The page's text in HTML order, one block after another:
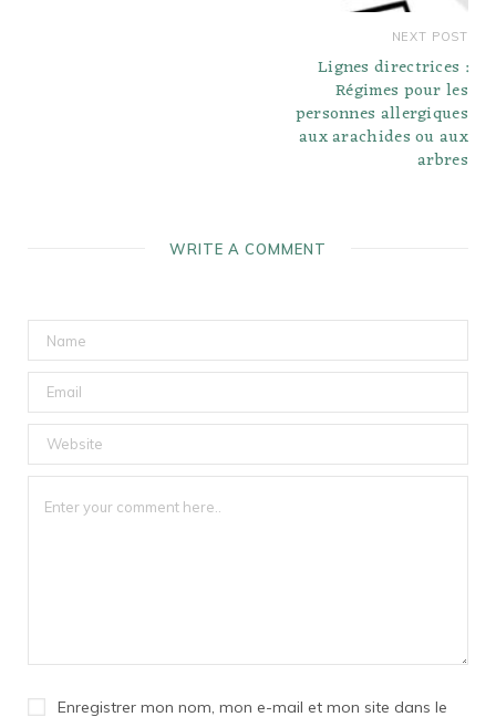
NEXT POST
Lignes directrices :
Régimes pour les
personnes allergiques
aux arachides ou aux
arbres
WRITE A COMMENT
Enregistrer mon nom, mon e-mail et mon site dans le